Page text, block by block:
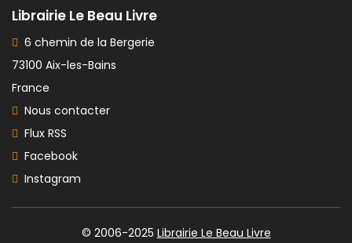
Librairie Le Beau Livre
6 chemin de la Bergerie
73100 Aix-les-Bains
France
Nous contacter
Flux RSS
Facebook
Instagram
© 2006-2025 Librairie Le Beau Livre